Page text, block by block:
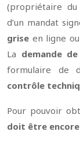
(propriétaire
d’un mandat
grise en ligne
La demande
formulaire de
contrôle
Pour pouvoir
doit être